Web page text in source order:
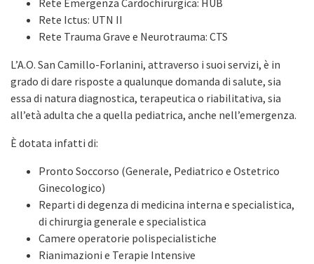
Rete Emergenza Cardochirurgica: HUB
Rete Ictus: UTN II
Rete Trauma Grave e Neurotrauma: CTS
L’A.O. San Camillo-Forlanini, attraverso i suoi servizi, è in
grado di dare risposte a qualunque domanda di salute, sia
essa di natura diagnostica, terapeutica o riabilitativa, sia
all’età adulta che a quella pediatrica, anche nell’emergenza.
È dotata infatti di:
Pronto Soccorso (Generale, Pediatrico e Ostetrico
Ginecologico)
Reparti di degenza di medicina interna e specialistica,
di chirurgia generale e specialistica
Camere operatorie polispecialistiche
Rianimazioni e Terapie Intensive